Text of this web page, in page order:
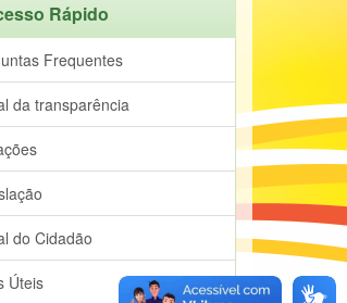
Rápido
Frequentes
da transparência
do Cidadão
Úteis